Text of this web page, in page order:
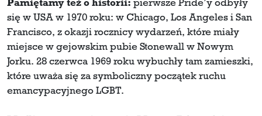
Pamiętamy też o historii: pierwsze Pride’y odbyły
się w USA w 1970 roku: w Chicago, Los Angeles i San
Francisco, z okazji rocznicy wydarzeń, które miały
miejsce w gejowskim pubie Stonewall w Nowym
Jorku. 28 czerwca 1969 roku wybuchły tam zamieszki,
które uważa się za symboliczny początek ruchu
emancypacyjnego LGBT.